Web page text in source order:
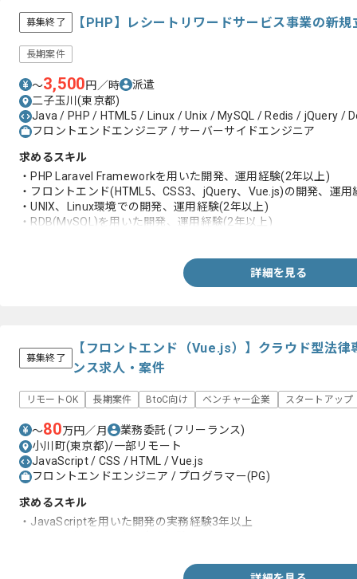
募集終了 【PHP】レシートリワードサービス事業の新
長期案件
〜3,500円／時
派遣
二子玉川(東京都)
Java / PHP / HTML5 / Linux / Unix / MySQL / Redis / jQuery /
フロントエンドエンジニア / サーバーサイドエンジニア
求めるスキル
・PHP Laravel Frameworkを用いた開発、運用経験(2年以上)
・フロントエンド(HTML5、CSS3、jQuery、Vue.js)の開発、運
・UNIX、Linux環境での開発、運用経験(2年以上)
・RDB(MySQL)を用いた開発、運用経験(2年以上)
詳細を見る
募集終了
【フロントエンド（Vue.js）】クラウド型法律
ンス求人・案件
リモートOK 長期案件 BtoC向け ベンチャー企業 スタートアップ
〜80万円／月 業務委託(フリーランス)
小川町(東京都)/一部リモート
JavaScript / CSS / HTML / Vue.js
フロントエンドエンジニア / プログラマー(PG)
求めるスキル
・JavaScriptを用いた開発の実務経験3年以上